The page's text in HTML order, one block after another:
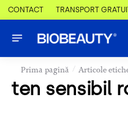
CONTACT TRANSPORT
Prima pagină / Articole
ten sensibil